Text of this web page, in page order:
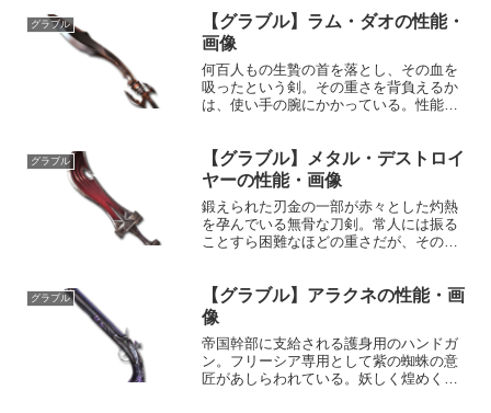
「天祭の宝魚」と呼ばれ、アウギュステ
の各地に言い伝えが残る伝...
グラブル
【グラブル】ラム・ダオの性能・
画像
何百人もの生贄の首を落とし、その血を
吸ったという剣。その重さを背負えるか
は、使い手の腕にかかっている。性能属
敵に火属性3.5倍ダメージ〔減衰値
1,685,000...
グラブル
【グラブル】メタル・デストロイ
ヤーの性能・画像
鍛えられた刃金の一部が赤々とした灼熱
を孕んでいる無骨な刀剣。常人には振る
ことすら困難なほどの重さだが、その重
段階火刀HP攻撃力MAXLv2303040150奥
義オーバー...
グラブル
【グラブル】アラクネの性能・画
像
帝国幹部に支給される護身用のハンドガ
ン。フリーシア専用として紫の蜘蛛の意
匠があしらわれている。妖しく煌めく銃